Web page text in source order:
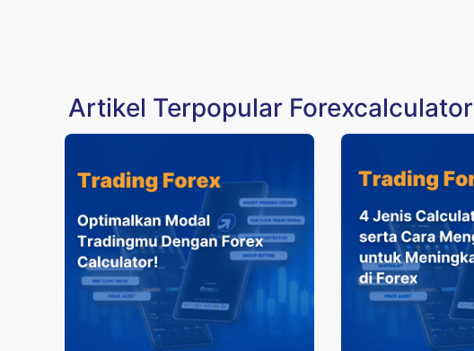
Artikel Terpopular Forexcalculator